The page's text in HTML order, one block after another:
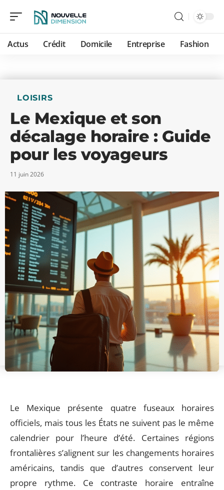
Actus Crédit Domicile Entreprise Fashion
LOISIRS
Le Mexique et son
décalage horaire : Guide
pour les voyageurs
11 juin 2026
Le Mexique présente quatre fuseaux horaires
officiels, mais tous les États ne suivent pas le même
calendrier pour l’heure d’été. Certaines régions
frontalières s’alignent sur les changements horaires
américains, tandis que d’autres conservent leur
propre rythme. Ce contraste horaire entraîne